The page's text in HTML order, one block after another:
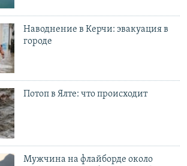
Наводнение в Керчи: эвакуация в
городе
Потоп в Ялте: что происходит
Мужчина на флайборде около